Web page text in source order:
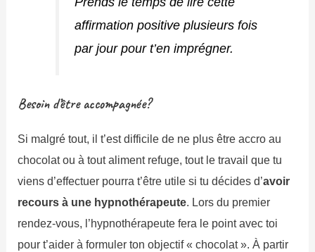
affirmation positive plusieurs fois
par jour pour t’en imprégner.
Besoin d’être accompagnée?
Si malgré tout, il t’est difficile de ne plus être accro au
chocolat ou à tout aliment refuge, tout le travail que tu
viens d’effectuer pourra t’être utile si tu décides d’avoir
recours à une hypnothérapeute. Lors du premier
rendez-vous, l’hypnothérapeute fera le point avec toi
pour t’aider à formuler ton objectif « chocolat ». À partir